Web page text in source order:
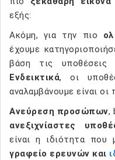
εξής:
Ακόμη, για την πιο
έχουμε
βάση τις
Ενδεικτικά, οι
αναλαμβάνουμε είναι
Ανεύρεση προσώπων,
ανεξιχνίαστες
είναι η ιδιότητα που
γραφείο ερευνών και